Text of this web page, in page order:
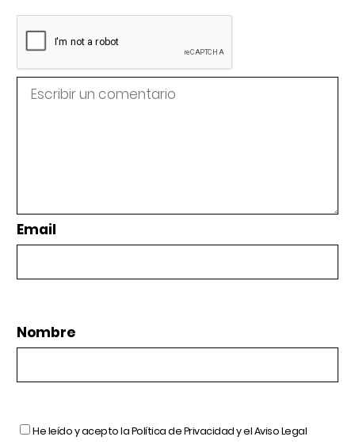
Email
Nombre
He leído y acepto laPolítica de Privacidady elAviso Legal